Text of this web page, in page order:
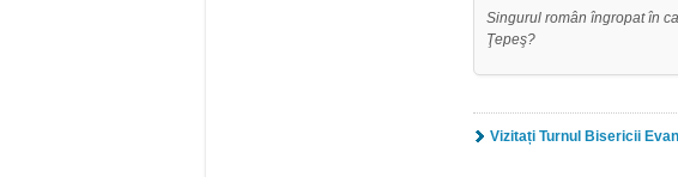
Singurul român îngropat în
Ţepeş?
Vizitați Turnul Bisericii